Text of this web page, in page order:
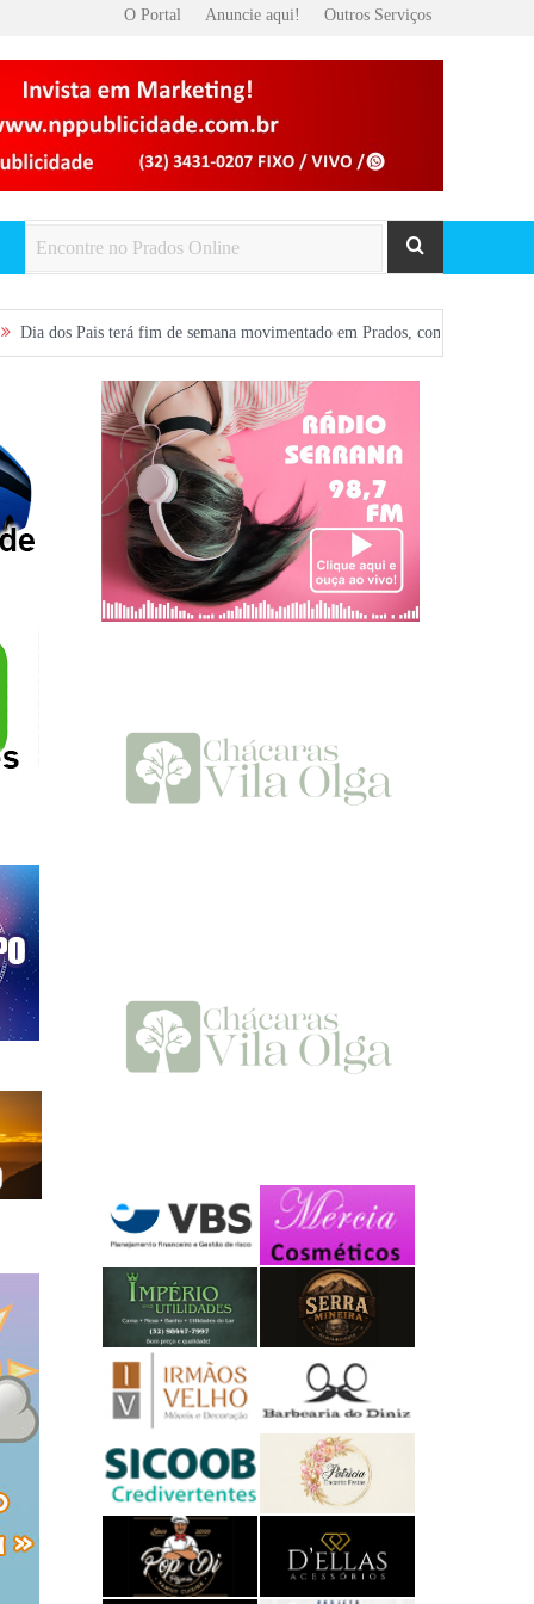
O Portal Anuncie aqui! Outros Serviços
fim de semana movimentado em Prados, com show gratuito na Praça